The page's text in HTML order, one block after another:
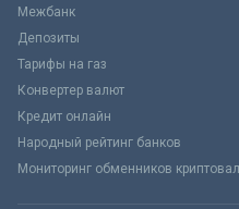
Межбанк
Депозиты
Тарифы на газ
Конвертер валют
Кредит онлайн
Народный рейтинг банков
Мониторинг обменников